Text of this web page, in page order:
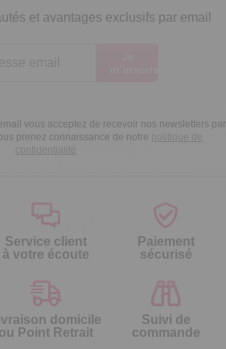
et avantages exclusifs par email
vous acceptez de recevoir nos newsletters par
prenez connaissance de notre politique de
confidentialité
Service client
à votre écoute
Paiement
sécurisé
domicile
ou Point Retrait
Suivi de
commande